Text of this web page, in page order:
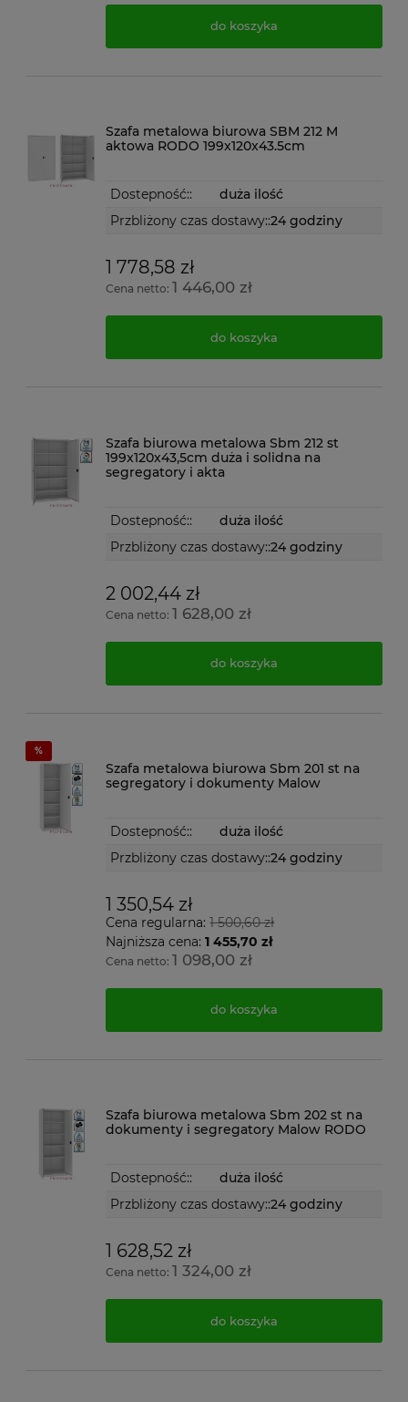
do koszyka
Szafa metalowa biurowa SBM 212 M
aktowa RODO 199x120x43.5cm
Dostepność::
duża ilość
Przbliżony czas dostawy::24 godziny
1 778,58 zł
Cena netto: 1 446,00 zł
do koszyka
Szafa biurowa metalowa Sbm 212 st
199x120x43,5cm duża i solidna na
segregatory i akta
Dostepność::
duża ilość
Przbliżony czas dostawy::24 godziny
2 002,44 zł
Cena netto: 1 628,00 zł
do koszyka
Szafa metalowa biurowa Sbm 201 st na
segregatory i dokumenty Malow
Dostepność::
duża ilość
Przbliżony czas dostawy::24 godziny
1 350,54 zł
Cena regularna:1 500,60 zł
Najniższa cena:1 455,70 zł
Cena netto: 1 098,00 zł
do koszyka
Szafa biurowa metalowa Sbm 202 st na
dokumenty i segregatory Malow RODO
Dostepność::
duża ilość
Przbliżony czas dostawy::24 godziny
1 628,52 zł
Cena netto: 1 324,00 zł
do koszyka